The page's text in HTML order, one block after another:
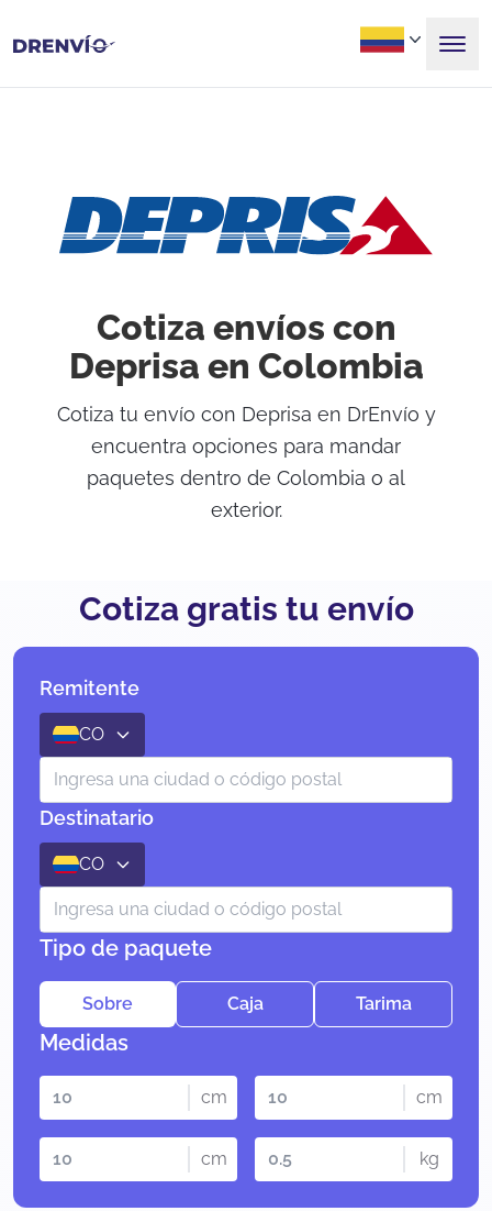
Cotiza envíos con
Deprisa en Colombia
Cotiza tu envío con Deprisa en DrEnvío y
encuentra opciones para mandar
paquetes dentro de Colombia o al
exterior.
Cotiza gratis tu envío
Remitente
CO
Destinatario
CO
Tipo de paquete
Sobre Caja Tarima
Medidas
cm cm
cm kg